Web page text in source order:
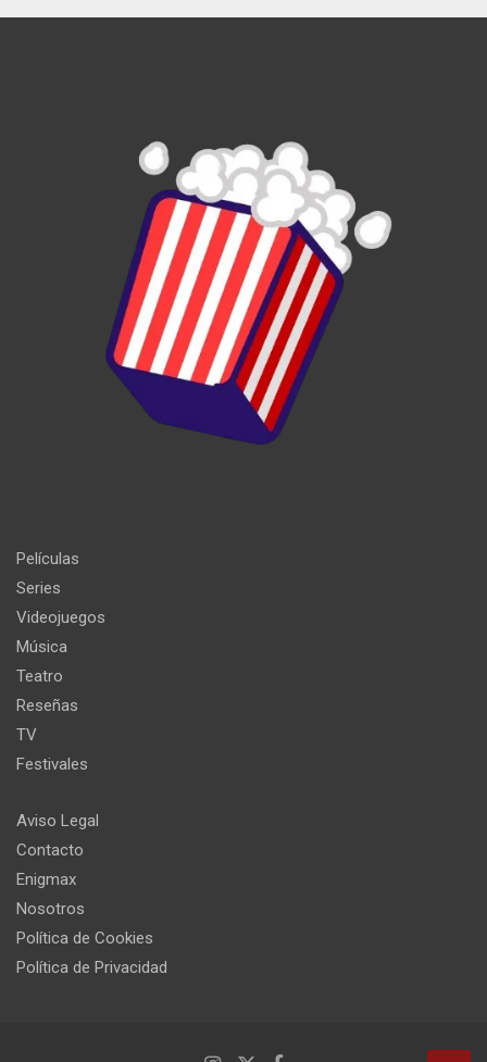
Películas
Series
Videojuegos
Música
Teatro
Reseñas
TV
Festivales
Aviso Legal
Contacto
Enigmax
Nosotros
Política de Cookies
Política de Privacidad